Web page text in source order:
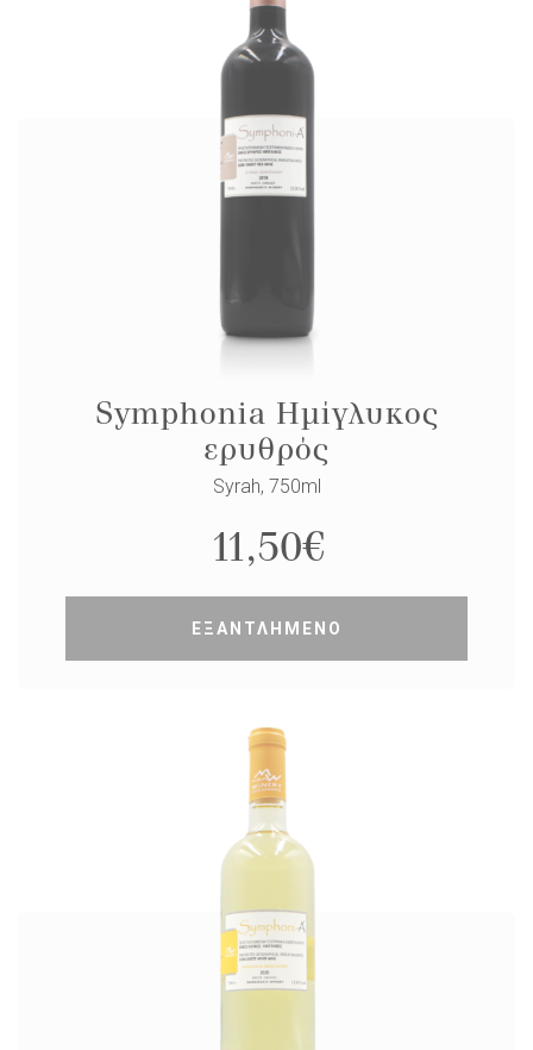
Symphonia Ημίγλυκος
ερυθρός
Syrah, 750ml
11,50€
ΕΞΑΝΤΛΗΜΕΝΟ